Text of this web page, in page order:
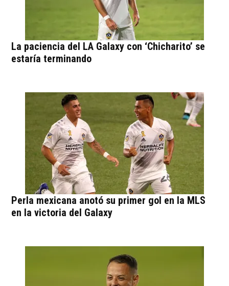
La paciencia del LA Galaxy con ‘Chicharito’ se
estaría terminando
Perla mexicana anotó su primer gol en la MLS
en la victoria del Galaxy